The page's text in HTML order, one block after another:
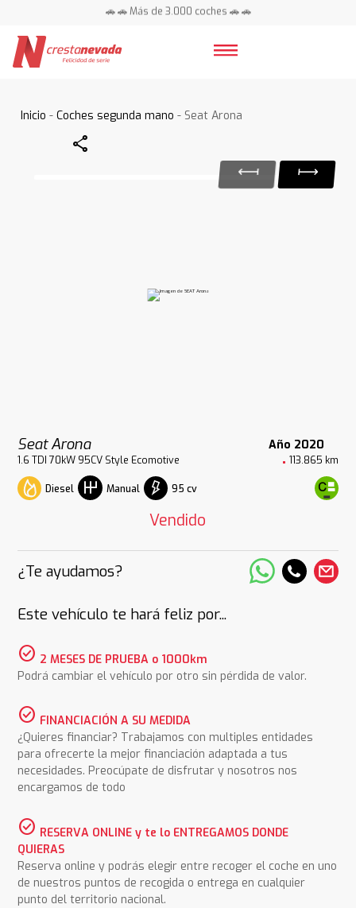
🚗 🚗 Más de 3.000 coches 🚗 🚗
Inicio -Coches segunda mano - Seat Arona
Share
Seat Arona Año 2020
1.6 TDI 70kW 95CV Style Ecomotive 113.865 km
Diesel Manual 95 cv
Vendido
¿Te ayudamos?
Este vehículo te hará feliz por...
check_circle 2 MESES DE PRUEBA o 1000km
Podrá cambiar el vehículo por otro sin pérdida de valor.
check_circle FINANCIACIÓN A SU MEDIDA
¿Quieres financiar? Trabajamos con multiples entidades
para ofrecerte la mejor financiación adaptada a tus
necesidades. Preocúpate de disfrutar y nosotros nos
encargamos de todo
check_circle RESERVA ONLINE y te lo ENTREGAMOS DONDE
QUIERAS
Reserva online y podrás elegir entre recoger el coche en uno
de nuestros puntos de recogida o entrega en cualquier
punto del territorio nacional.